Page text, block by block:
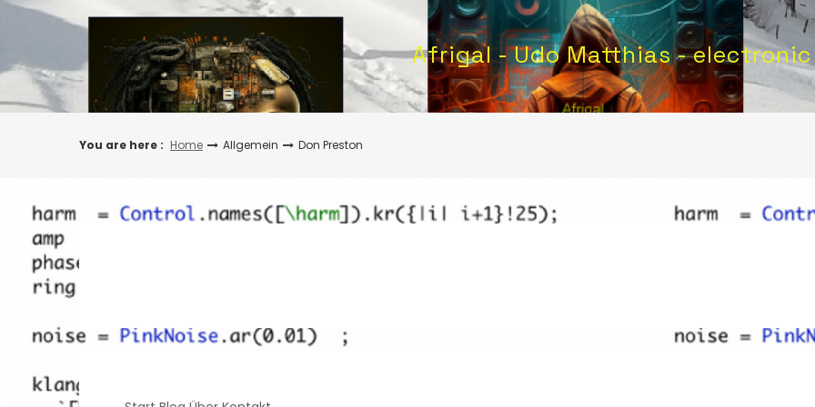
Skip
Afrigal - Udo Matthias - electronic
You are here : Home Allgemein Don Preston